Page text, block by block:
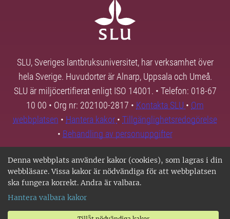
Denna webbplats använder kakor (cookies), som lagras i din
webbläsare. Vissa kakor är nödvändiga för att webbplatsen
ska fungera korrekt. Andra är valbara.
Hantera valbara kakor
SLU, Sveriges lantbruksuniversitet, har verksamhet över
hela Sverige. Huvudorter är Alnarp, Uppsala och Umeå.
SLU är miljöcertifierat enligt ISO 14001. • Telefon: 018-67
10 00 • Org nr: 202100-2817 • Kontakta SLU • Om
webbplatsen • Hantera kakor • Tillgänglighetsredogörelse
• Behandling av personuppgifter